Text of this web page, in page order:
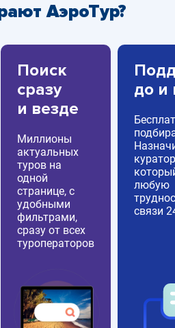
АэроТур?
Поиск
сразу
и везде
Миллионы
актуальных
туров на
одной
странице, с
удобными
фильтрами,
сразу от всех
туроператоров
до и
любую
связи